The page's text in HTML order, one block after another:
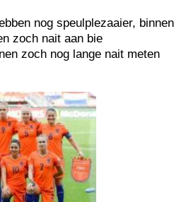
nog speulplezaaier, binnen
zoch nait aan bie
zoch nog lange nait meten